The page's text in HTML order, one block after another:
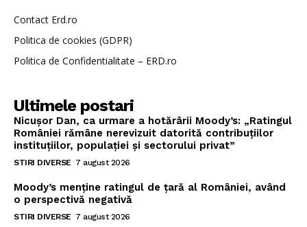
Contact Erd.ro
Politica de cookies (GDPR)
Politica de Confidentialitate – ERD.ro
Ultimele postari
Nicușor Dan, ca urmare a hotărârii Moody’s: „Ratingul
României rămâne nerevizuit datorită contribuțiilor
instituțiilor, populației și sectorului privat”
STIRI DIVERSE 7 august 2026
Moody’s menține ratingul de țară al României, având
o perspectivă negativă
STIRI DIVERSE 7 august 2026